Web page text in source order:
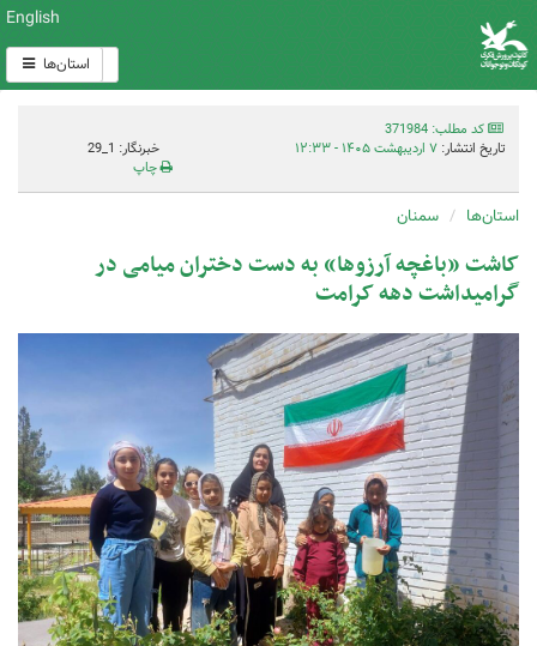
English
استان‌ها
کد مطلب: 371984
تاریخ انتشار: ۷ اردیبهشت ۱۴۰۵ - ۱۲:۳۳
خبرنگار: 1_29
چاپ
استان‌ها سمنان
کاشت «باغچه آرزوها» به دست دختران میامی در
گرامیداشت دهه کرامت